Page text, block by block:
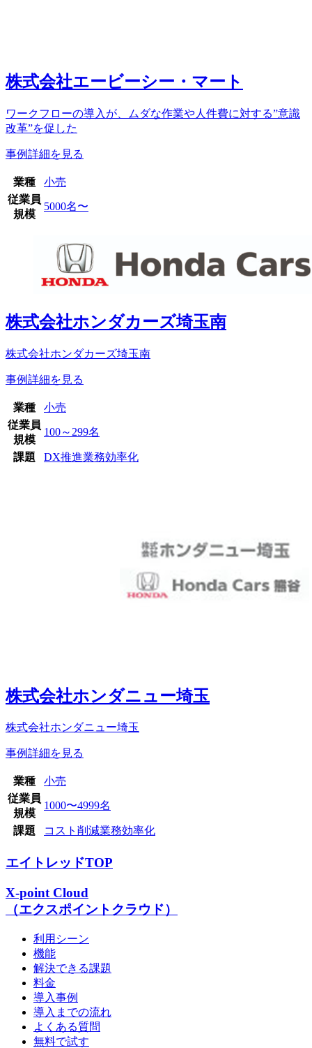
株式会社エービーシー・マート
ワークフローの導入が、ムダな作業や人件費に対する”意識
改革”を促した
事例詳細を見る
業種
小売
従業員
規模
5000名〜
株式会社ホンダカーズ埼玉南
株式会社ホンダカーズ埼玉南
事例詳細を見る
業種
小売
従業員
規模
100～299名
課題 DX推進業務効率化
株式会社ホンダニュー埼玉
株式会社ホンダニュー埼玉
事例詳細を見る
業種
小売
従業員
規模
1000〜4999名
課題 コスト削減業務効率化
エイトレッドTOP
X-point Cloud
（エクスポイントクラウド）
利用シーン
機能
解決できる課題
料金
導入事例
導入までの流れ
よくある質問
無料で試す